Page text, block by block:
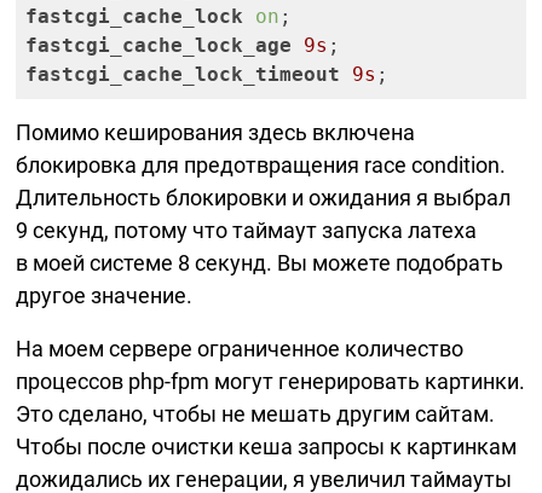
fastcgi_cache_lock
on
fastcgi_cache_lock_age
9s
fastcgi_cache_lock_timeout
9s ;
Помимо кеширования здесь включена
блокировка для предотвращения race condition.
Длительность блокировки и ожидания я выбрал
9 секунд, потому что таймаут запуска латеха
в моей системе 8 секунд. Вы можете подобрать
другое значение.
На моем сервере ограниченное количество
процессов php-fpm могут генерировать картинки.
Это сделано, чтобы не мешать другим сайтам.
Чтобы после очистки кеша запросы к картинкам
дожидались их генерации, я увеличил таймауты